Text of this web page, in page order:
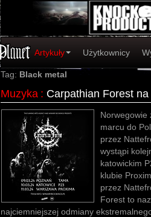
Artykuły Użytkownicy
Tag: Black metal
Muzyka : Carpathian Forest
Norwegowie
marcu do
przez
wystąpi
katowickim
klubie
przez
Forest to
najciemniejszej odmiany